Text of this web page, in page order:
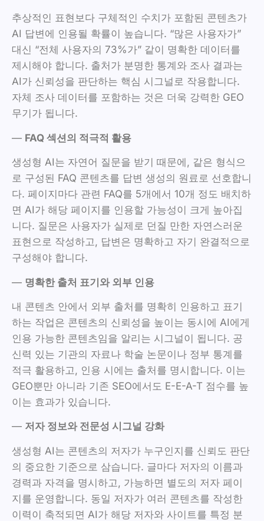
추상적인 표현보다 구체적인 수치가 포함된 콘텐츠가
AI 답변에 인용될 확률이 높습니다. “많은 사용자가”
대신 “전체 사용자의 73%가” 같이 명확한 데이터를
제시해야 합니다. 출처가 분명한 통계와 조사 결과는
AI가 신뢰성을 판단하는 핵심 시그널로 작용합니다.
자체 조사 데이터를 포함하는 것은 더욱 강력한 GEO
무기가 됩니다.
— FAQ 섹션의 적극적 활용
생성형 AI는 자연어 질문을 받기 때문에, 같은 형식으
로 구성된 FAQ 콘텐츠를 답변 생성의 원료로 선호합니
다. 페이지마다 관련 FAQ를 5개에서 10개 정도 배치하
면 AI가 해당 페이지를 인용할 가능성이 크게 높아집
니다. 질문은 사용자가 실제로 던질 만한 자연스러운
표현으로 작성하고, 답변은 명확하고 자기 완결적으로
구성해야 합니다.
— 명확한 출처 표기와 외부 인용
내 콘텐츠 안에서 외부 출처를 명확히 인용하고 표기
하는 작업은 콘텐츠의 신뢰성을 높이는 동시에 AI에게
인용 가능한 콘텐츠임을 알리는 시그널이 됩니다. 공
신력 있는 기관의 자료나 학술 논문이나 정부 통계를
적극 활용하고, 인용 시에는 출처를 명시합니다. 이는
GEO뿐만 아니라 기존 SEO에서도 E-E-A-T 점수를 높
이는 효과가 있습니다.
— 저자 정보와 전문성 시그널 강화
생성형 AI는 콘텐츠의 저자가 누구인지를 신뢰도 판단
의 중요한 기준으로 삼습니다. 글마다 저자의 이름과
경력과 자격을 명시하고, 가능하면 별도의 저자 페이
지를 운영합니다. 동일 저자가 여러 콘텐츠를 작성한
이력이 축적되면 AI가 해당 저자와 사이트를 특정 분